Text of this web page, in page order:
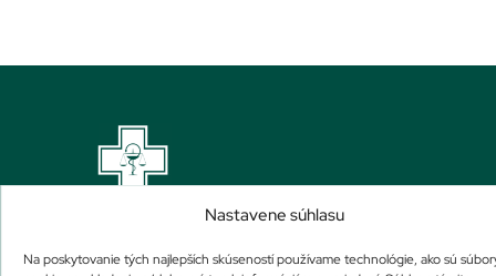
Nastavene súhlasu
Na poskytovanie tých najlepších skúseností používame technológie, ako sú